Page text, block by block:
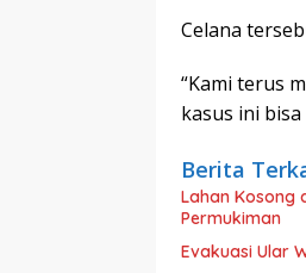
Celana
“Kami terus
kasus ini
Berita
Lahan Kosong
Permukiman
Evakuasi Ular